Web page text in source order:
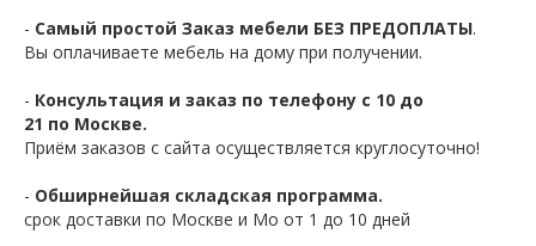
- Самый простой Заказ мебели БЕЗ ПРЕДОПЛАТЫ.
Вы оплачиваете мебель на дому при получении.
- Консультация и заказ по телефону с 10 до
21 по Москве.
Приём заказов с сайта осуществляется круглосуточно!
- Обширнейшая складская программа.
срок доставки по Москве и Мо от 1 до 10 дней